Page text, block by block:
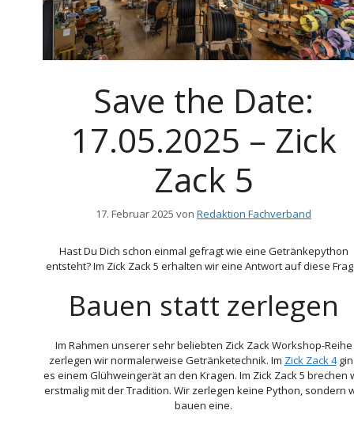
Save the Date:
17.05.2025 – Zick
Zack 5
17. Februar 2025 von Redaktion Fachverband
Hast Du Dich schon einmal gefragt wie eine Getränkepython
entsteht? Im Zick Zack 5 erhalten wir eine Antwort auf diese
Bauen statt zerlegen
Im Rahmen unserer sehr beliebten Zick Zack Workshop-Reihe
zerlegen wir normalerweise Getränketechnik. Im Zick Zack 4
es einem Glühweingerät an den Kragen. Im Zick Zack 5 brechen
erstmalig mit der Tradition. Wir zerlegen keine Python, sondern
bauen eine.